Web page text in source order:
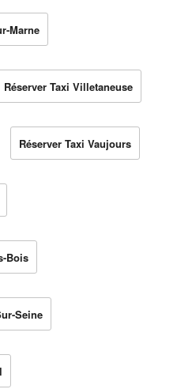
Marne
Réserver Taxi Villetaneuse
Réserver Taxi Vaujours
Bois
Seine